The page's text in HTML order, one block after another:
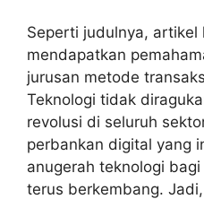
Seperti judulnya,
mendapatkan
jurusan metode
Teknologi tidak
revolusi di seluruh
perbankan digital yang
anugerah teknologi
terus berkembang.